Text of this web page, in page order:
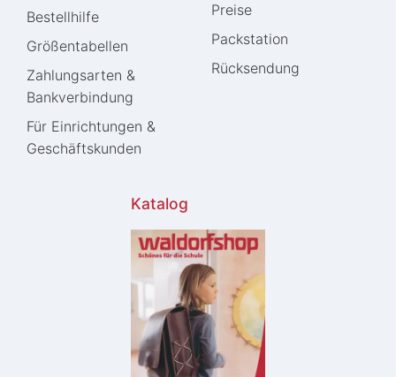
Bestellhilfe
Größentabellen
Zahlungsarten &
Bankverbindung
Für Einrichtungen &
Geschäftskunden
Preise
Packstation
Rücksendung
Katalog